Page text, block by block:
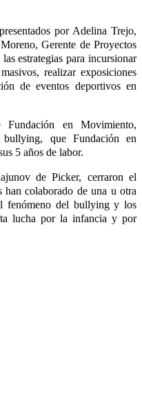
por Adelina Trejo,
Gerente de Proyectos
estrategias para incursionar
realizar exposiciones
de eventos deportivos en
en Movimiento,
que Fundación en
5 años de labor.
de Picker, cerraron el
han colaborado de una u otra
fenómeno del bullying y los
lucha por la infancia y por